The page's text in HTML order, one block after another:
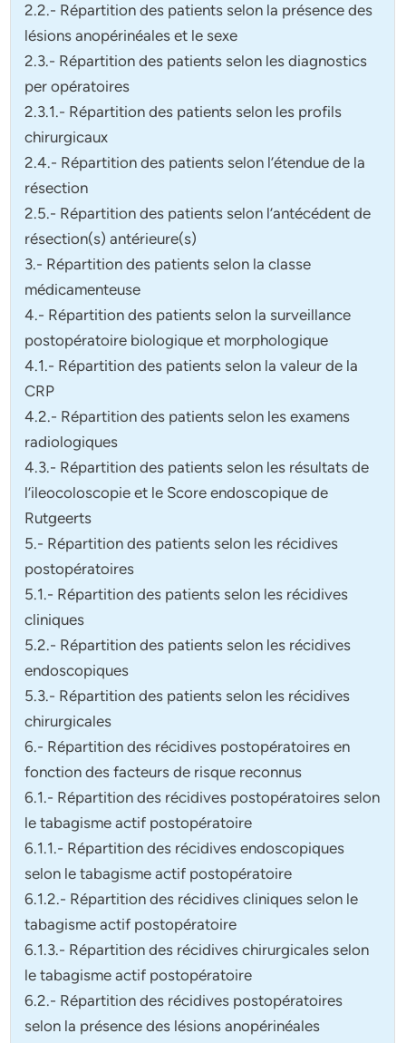
2.2.- Répartition des patients selon la présence des
lésions anopérinéales et le sexe
2.3.- Répartition des patients selon les diagnostics
per opératoires
2.3.1.- Répartition des patients selon les profils
chirurgicaux
2.4.- Répartition des patients selon l’étendue de la
résection
2.5.- Répartition des patients selon l’antécédent de
résection(s) antérieure(s)
3.- Répartition des patients selon la classe
médicamenteuse
4.- Répartition des patients selon la surveillance
postopératoire biologique et morphologique
4.1.- Répartition des patients selon la valeur de la
CRP
4.2.- Répartition des patients selon les examens
radiologiques
4.3.- Répartition des patients selon les résultats de
l’ileocoloscopie et le Score endoscopique de
Rutgeerts
5.- Répartition des patients selon les récidives
postopératoires
5.1.- Répartition des patients selon les récidives
cliniques
5.2.- Répartition des patients selon les récidives
endoscopiques
5.3.- Répartition des patients selon les récidives
chirurgicales
6.- Répartition des récidives postopératoires en
fonction des facteurs de risque reconnus
6.1.- Répartition des récidives postopératoires selon
le tabagisme actif postopératoire
6.1.1.- Répartition des récidives endoscopiques
selon le tabagisme actif postopératoire
6.1.2.- Répartition des récidives cliniques selon le
tabagisme actif postopératoire
6.1.3.- Répartition des récidives chirurgicales selon
le tabagisme actif postopératoire
6.2.- Répartition des récidives postopératoires
selon la présence des lésions anopérinéales